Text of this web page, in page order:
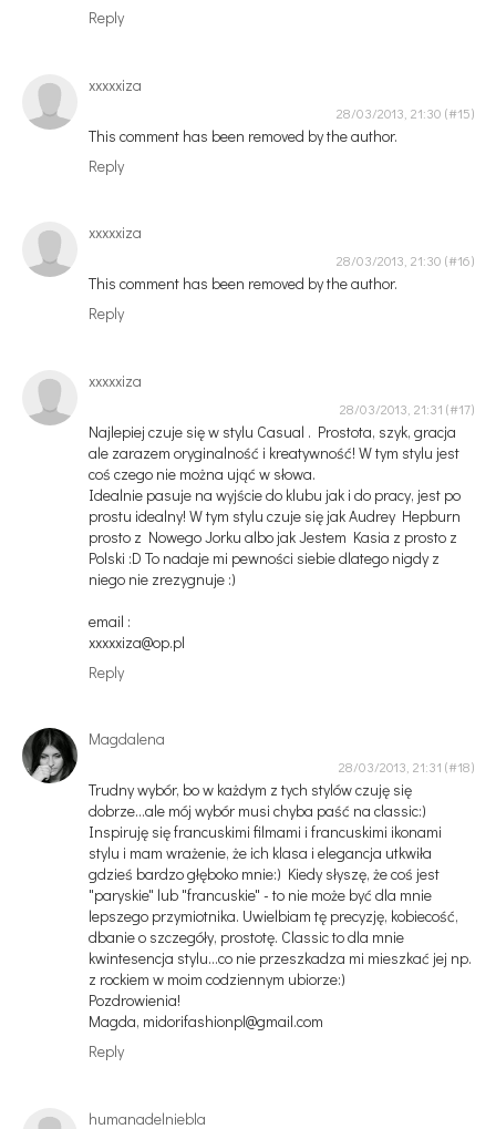
Reply
xxxxxiza
28/03/2013, 21:30
This comment has been removed by the author.
Reply
xxxxxiza
28/03/2013, 21:30
This comment has been removed by the author.
Reply
xxxxxiza
28/03/2013, 21:31
Najlepiej czuje się w stylu Casual . Prostota, szyk, gracja
ale zarazem oryginalność i kreatywność! W tym stylu jest
coś czego nie można ująć w słowa.
Idealnie pasuje na wyjście do klubu jak i do pracy, jest po
prostu idealny! W tym stylu czuje się jak Audrey Hepburn
prosto z Nowego Jorku albo jak Jestem Kasia z prosto z
Polski :D To nadaje mi pewności siebie dlatego nigdy z
niego nie zrezygnuje :)
email :
xxxxxiza@op.pl
Reply
Magdalena
28/03/2013, 21:31
Trudny wybór, bo w każdym z tych stylów czuję się
dobrze...ale mój wybór musi chyba paść na classic:)
Inspiruję się francuskimi filmami i francuskimi ikonami
stylu i mam wrażenie, że ich klasa i elegancja utkwiła
gdzieś bardzo głęboko mnie:) Kiedy słyszę, że coś jest
"paryskie" lub "francuskie" - to nie może być dla mnie
lepszego przymiotnika. Uwielbiam tę precyzję, kobiecość,
dbanie o szczegóły, prostotę. Classic to dla mnie
kwintesencja stylu...co nie przeszkadza mi mieszkać jej np.
z rockiem w moim codziennym ubiorze:)
Pozdrowienia!
Magda, midorifashionpl@gmail.com
Reply
humanadelniebla